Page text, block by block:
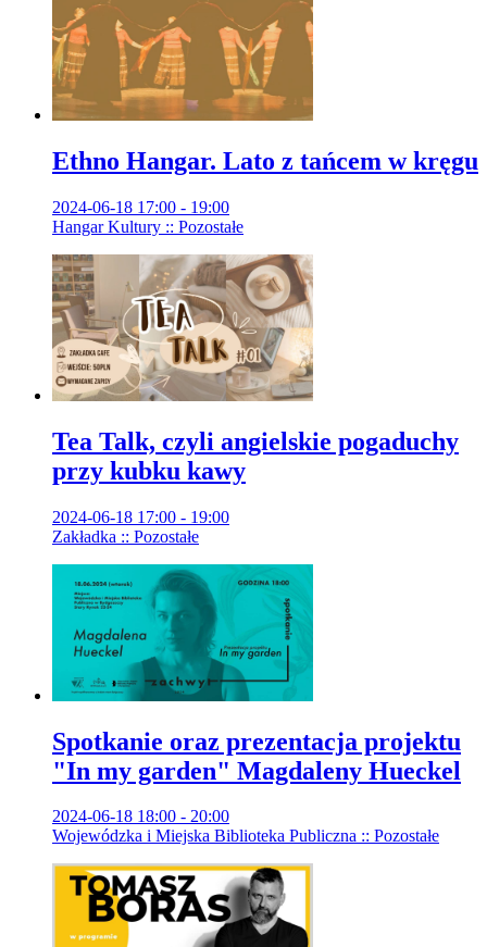
Ethno Hangar. Lato z tańcem w kręgu
2024-06-18 17:00 - 19:00
Hangar Kultury :: Pozostałe
Tea Talk, czyli angielskie pogaduchy
przy kubku kawy
2024-06-18 17:00 - 19:00
Zakładka :: Pozostałe
Spotkanie oraz prezentacja projektu
"In my garden" Magdaleny Hueckel
2024-06-18 18:00 - 20:00
Wojewódzka i Miejska Biblioteka Publiczna :: Pozostałe